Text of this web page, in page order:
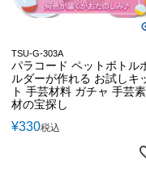
TSU-G-303A
パラコード ペットボトル
ルダーが作れる お試しキ
ト 手芸材料 ガチャ 手芸素
材の宝探し
¥330税込